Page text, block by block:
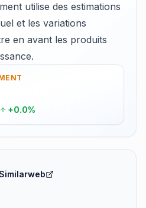
utilise des estimations
et les variations
en avant les produits
+0.0%